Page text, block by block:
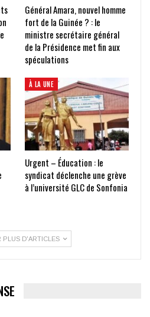
Général Amara, nouvel homme
fort de la Guinée ? : le
ministre secrétaire général
de la Présidence met fin aux
spéculations
À LA UNE
Urgent – Éducation : le
syndicat déclenche une grève
à l’université GLC de Sonfonia
PLUS D'ARTICLES